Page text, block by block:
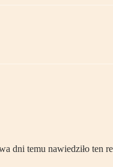
temu nawiedziło ten